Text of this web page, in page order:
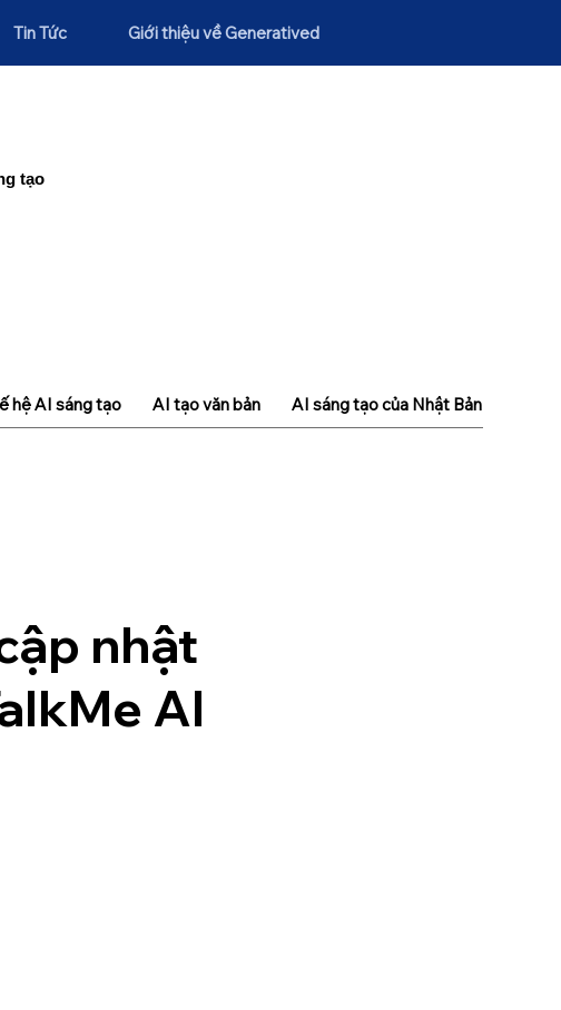
Tin Tức Giới thiệu về Generatived
tạo
nhật
AI
hệ AI sáng tạo AI tạo văn bản AI sáng tạo của Nhật Bản